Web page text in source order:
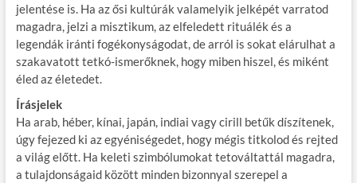
jelentése is. Ha az ősi kultúrák valamelyik jelképét varratod
magadra, jelzi a misztikum, az elfeledett rituálék és a
legendák iránti fogékonyságodat, de arról is sokat elárulhat a
szakavatott tetkó-ismerőknek, hogy miben hiszel, és miként
éled az életedet.
Írásjelek
Ha arab, héber, kínai, japán, indiai vagy cirill betűk díszítenek,
úgy fejezed ki az egyéniségedet, hogy mégis titkolod és rejted
a világ előtt. Ha keleti szimbólumokat tetováltattál magadra,
a tulajdonságaid között minden bizonnyal szerepel a